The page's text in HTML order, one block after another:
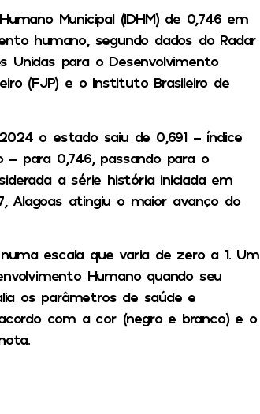
Municipal (IDHM) de 0,746 em
humano, segundo dados do Radar
Unidas para o Desenvolvimento
(FJP) e o Instituto Brasileiro de
o estado saiu de 0,691 – índice
– para 0,746, passando para o
a série história iniciada em
Alagoas atingiu o maior avanço do
escala que varia de zero a 1. Um
Humano quando seu
os parâmetros de saúde e
com a cor (negro e branco) e o